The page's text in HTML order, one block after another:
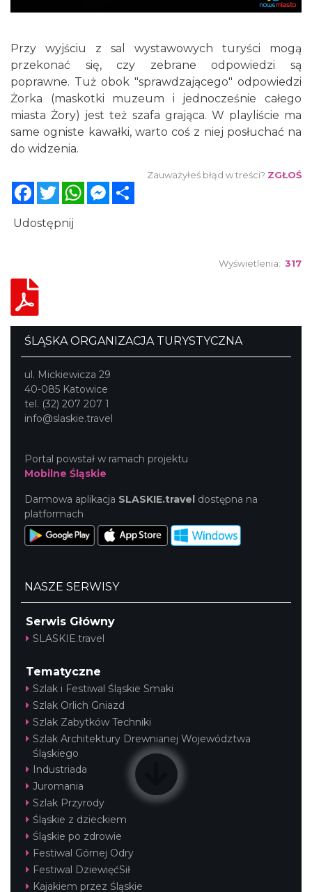
Przy wyjściu z sal wystawowych turyści mogą
przekonać się, czy zebrane odpowiedzi są
poprawne. Tuż obok "sprawdzającego" odpowiedzi
Żorka (maskotki muzeum i jednocześnie całego
miasta Żory) jest też szafa grająca. W playliście ma
same ogniste kawałki, warto coś z niej posłuchać na
do widzenia.
Zauważyłeś błąd w treści? ZGŁOŚ
FacebookTwitterWhatsAppMessenger
Udostępnij
Wyświetlenia: 317
ŚLĄSKA ORGANIZACJA TURYSTYCZNA
ul. Mickiewicza 29
40-085 Katowice
tel. (32) 207 207 1
info@slaskie.travel
Portal powstał w ramach projektu
Mobilne Śląskie
Darmowa aplikacja SLASKIE.travel dostępna na
platformach
NASZE SERWISY
Serwis Główny
SLASKIE.travel
Tematyczne
Szlak i Festiwal Śląskie Smaki
Szlak Orlich Gniazd
Szlak Zabytków Techniki
Szlak Architektury Drewnianej Województwa
Śląskiego
Industriada
Juromania
Szlak Przyrody
Śląskie z dzieckiem
Śląskie po zdrowie
Festiwal Górnej Odry
Festiwal DziewięćSił
Kajakiem przez Śląskie